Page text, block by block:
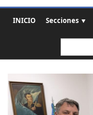
INICIO Secciones ▼